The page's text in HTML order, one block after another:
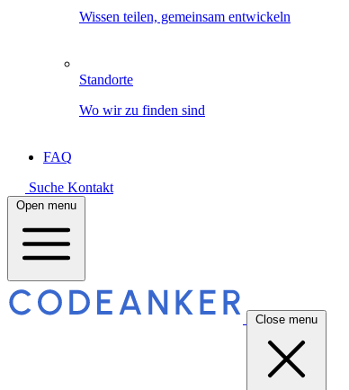
Wissen teilen, gemeinsam entwickeln
Standorte
Wo wir zu finden sind
FAQ
Suche Kontakt
Open menu
Close menu